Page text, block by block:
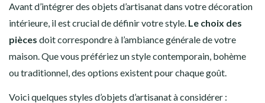
Avant d’intégrer des objets d’artisanat dans votre décoration
intérieure, il est crucial de définir votre style. Le choix des
pièces doit correspondre à l’ambiance générale de votre
maison. Que vous préfériez un style contemporain, bohème
ou traditionnel, des options existent pour chaque goût.
Voici quelques styles d’objets d’artisanat à considérer :